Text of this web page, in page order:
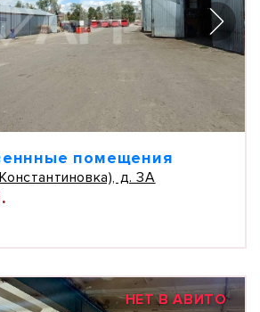
помещения
д. 3А
НЕТ В АВИТО